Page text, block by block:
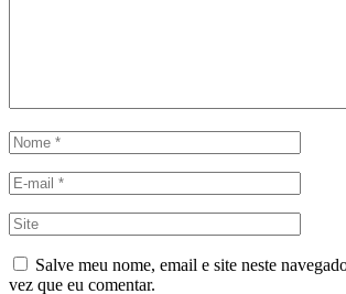
Salve meu nome, email e site neste
vez que eu comentar.